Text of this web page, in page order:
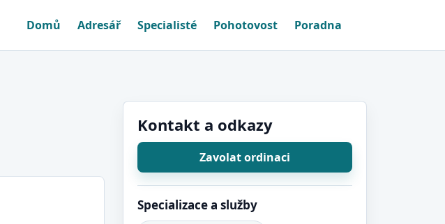
Domů Adresář Specialisté Pohotovost Poradna
Kontakt a odkazy
Zavolat ordinaci
Specializace a služby